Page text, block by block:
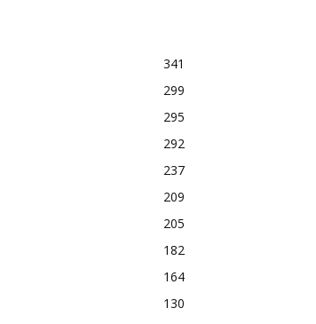
341
299
295
292
237
209
205
182
164
130